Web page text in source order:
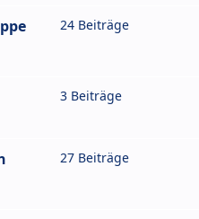
24 Beiträge
3 Beiträge
27 Beiträge